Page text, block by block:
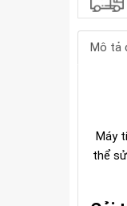
Mô tả
Máy
thể